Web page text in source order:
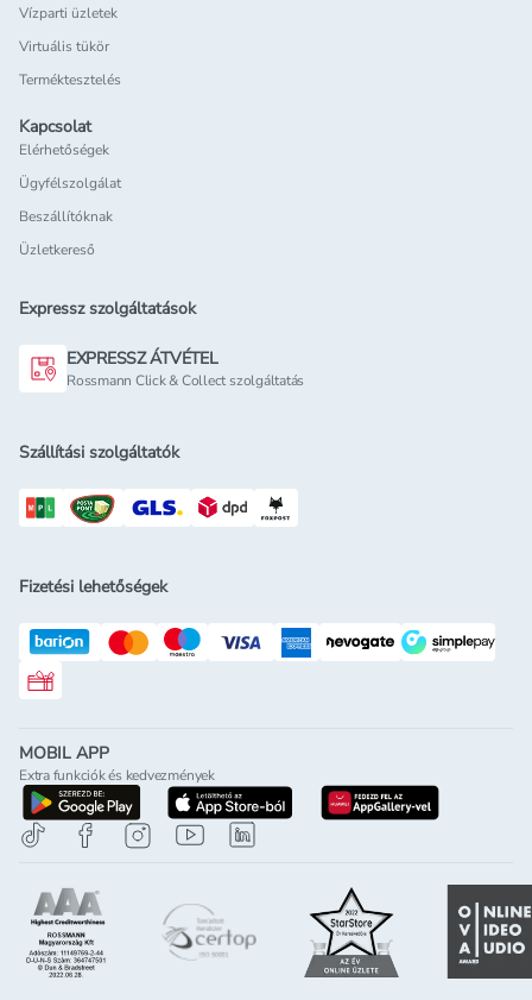
Vízparti üzletek
Virtuális tükör
Terméktesztelés
Kapcsolat
Elérhetőségek
Ügyfélszolgálat
Beszállítóknak
Üzletkereső
Expressz szolgáltatások
EXPRESSZ ÁTVÉTEL
Rossmann Click & Collect szolgáltatás
Szállítási szolgáltatók
Fizetési lehetőségek
Rossmann ajándékkártya
MOBIL APP
Extra funkciók és kedvezmények
letöltés a google-play-rölletöltés az app-store-ból
letöltés